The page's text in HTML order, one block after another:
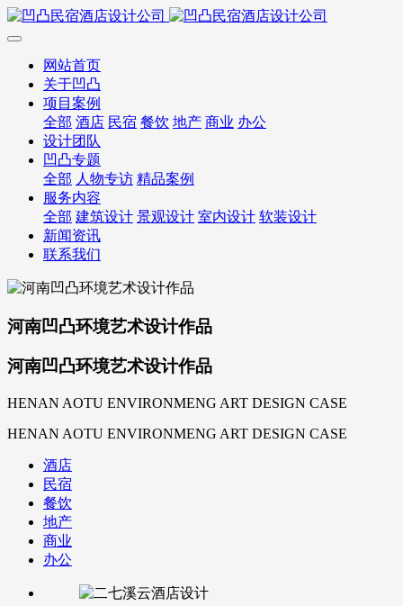
网站首页
关于凹凸
项目案例
全部 酒店 民宿 餐饮 地产 商业 办公
设计团队
凹凸专题
全部 人物专访 精品案例
服务内容
全部 建筑设计 景观设计 室内设计 软装设计
新闻资讯
联系我们
河南凹凸环境艺术设计作品
河南凹凸环境艺术设计作品
HENAN AOTU ENVIRONMENG ART DESIGN CASE
HENAN AOTU ENVIRONMENG ART DESIGN CASE
酒店
民宿
餐饮
地产
商业
办公